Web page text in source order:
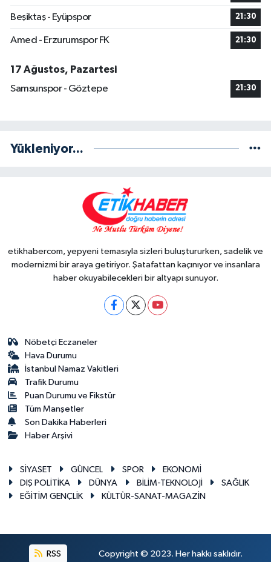
Beşiktaş - Eyüpspor 21:30
Amed - Erzurumspor FK 21:30
17 Ağustos, Pazartesi
Samsunspor - Göztepe
21:30
Yükleniyor...
etikhabercom, yepyeni temasıyla sizleri buluştururken, sadelik ve
modernizmi bir araya getiriyor. Şatafattan kaçınıyor ve insanlara
haber okuyabilecekleri bir altyapı sunuyor.
Nöbetçi Eczaneler
Hava Durumu
İstanbul Namaz Vakitleri
Trafik Durumu
Puan Durumu ve Fikstür
Tüm Manşetler
Son Dakika Haberleri
Haber Arşivi
SİYASET GÜNCEL SPOR
EKONOMİ
DIŞ POLİTİKA
DÜNYA BİLİM-TEKNOLOJİ
SAĞLIK
EĞİTİM GENÇLİK
KÜLTÜR-SANAT-MAGAZİN
RSS Copyright © 2023. Her hakkı saklıdır.